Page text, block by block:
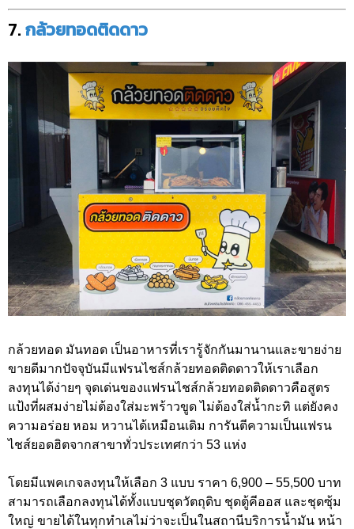
7.กล้วยทอดติดดาว
กล้วยทอด มันทอด เป็นอาหารที่เรารู้จักกันมานานและขายง่าย
ขายดีมากปัจจุบันมีแฟรนไชส์กล้วยทอดติดดาวให้เราเลือก
ลงทุนได้ง่ายๆ จุดเด่นของแฟรนไชส์กล้วยทอดติดดาวคือสูตร
แป้งที่ผสมง่ายไม่ต้องใส่มะพร้าวขูด ไม่ต้องใส่น้ำกะทิ แต่ยังคง
ความอร่อย หอม หวานได้เหมือนเดิม การันตีความเป็นแฟรน
ไชส์ยอดฮิตจากสาขาทั่วประเทศกว่า 53 แห่ง
โดยมีแพคเกจลงทุนให้เลือก 3 แบบ ราคา 6,900 – 55,500 บาท
สามารถเลือกลงทุนได้ทั้งแบบชุดวัตถุดิบ ชุดตู้คีออส และชุดซุ้ม
ใหญ่ ขายได้ในทุกทำเลไม่ว่าจะเป็นในสถานีบริการน้ำมัน หน้า